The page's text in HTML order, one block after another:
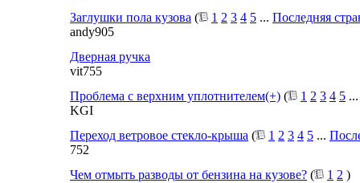
Заглушки пола кузова ( 1 2 3 4 5 ... Последняя
andy905
Дверная ручка
vit755
Проблема с верхним уплотнителем(+) ( 1 2 3 4 5
KGI
Переход ветровое стекло-крыша ( 1 2 3 4 5 ...
752
Чем отмыть разводы от бензина на кузове? ( 1 2 )